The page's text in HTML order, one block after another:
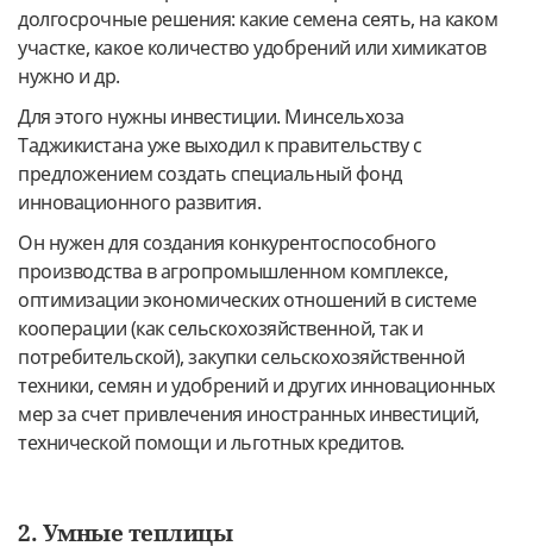
долгосрочные решения: какие семена сеять, на каком
участке, какое количество удобрений или химикатов
нужно и др.
Для этого нужны инвестиции. Минсельхоза
Таджикистана уже выходил к правительству с
предложением создать специальный фонд
инновационного развития.
Он нужен для создания конкурентоспособного
производства в агропромышленном комплексе,
оптимизации экономических отношений в системе
кооперации (как сельскохозяйственной, так и
потребительской), закупки сельскохозяйственной
техники, семян и удобрений и других инновационных
мер за счет привлечения иностранных инвестиций,
технической помощи и льготных кредитов.
2. Умные теплицы